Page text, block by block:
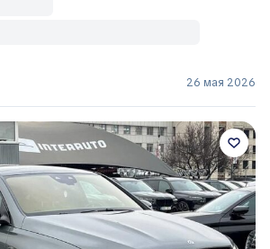
26 мая 2026